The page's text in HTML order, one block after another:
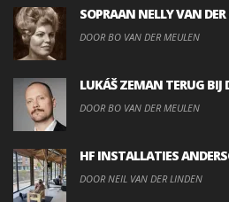
SOPRAAN NELLY VAN DER
DOOR BO VAN DER MEULEN
LUKÁŠ ZEMAN TERUG BIJ
DOOR BO VAN DER MEULEN
HF INSTALLATIES
DOOR NEIL VAN DER LINDEN